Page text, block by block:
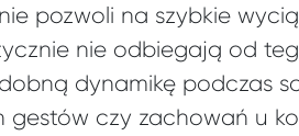
pozwoli na szybkie
nie odbiegają od
dynamikę podczas
czy zachowań u